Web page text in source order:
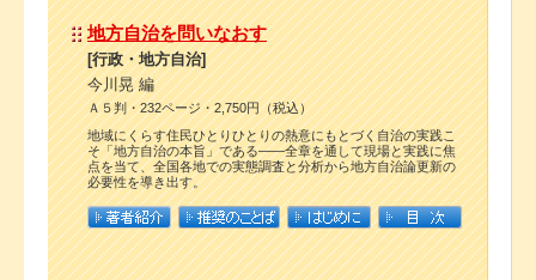
地方自治を問いなおす
[行政・地方自治]
今川晃 編
Ａ５判・232ページ・2,750円（税込）
地域にくらす住民ひとりひとりの熱意にもとづく自治の実践こ
そ「地方自治の本旨」である――全章を通して現場と実践に焦
点を当て、全国各地での実態調査と分析から地方自治論更新の
必要性を導き出す。